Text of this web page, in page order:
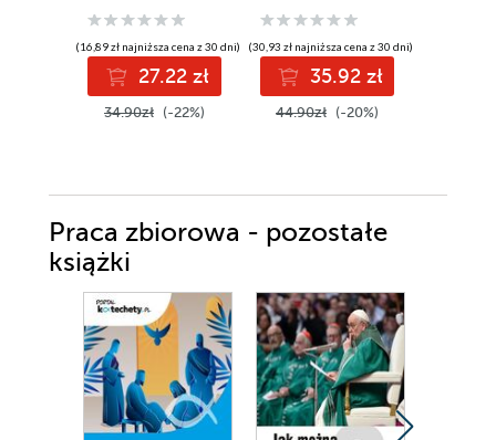
siebie i zmienić
swoje życie
Wydania II
(16,89 zł najniższa cena z 30 dni)
27.22 zł
34.90zł (-22%)
(30,93 zł najniższa cena z 30 dni)
35.92 zł
44.90zł (-20%)
Praca zbiorowa - pozostałe
książki